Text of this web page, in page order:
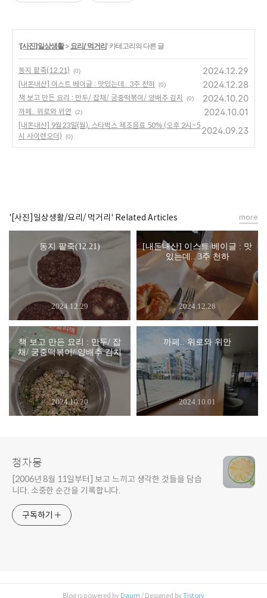
'[사진]일상생활> 요리/ 먹거리' 카테고리의 다른 글
동지 팥죽(12.21) (0) 2024.12.29
[내돈내산] 이스트 베이글 : 맛있는데.. 3주 천하 (0) 2024.12.28
책 보고 만든 요리 : 만두/ 잡채/ 궁중떡볶이/ 양배추 김치 (0) 2024.10.20
까페.. 위로와 위안 (2) 2024.10.01
[내돈내산] 9월23일(월), 스타벅스 제조음료 50% (오후 2시~5
시 사이렌오더)
(0)
2024.09.23
'[사진]일상생활/요리/ 먹거리' Related Articles
동지 팥죽(12.21)
2024.12.29
[내돈내산] 이스트 베이글 : 맛
있는데.. 3주 천하
2024.12.28
책 보고 만든 요리 : 만두/ 잡
채/ 궁중떡볶이/ 양배추 김치
2024.10.20
까페.. 위로와 위안
2024.10.01
more
청자몽
[2006년 8월 11일부터] 보고 느끼고 생각한 것들을 담습
니다. 소중한 순간을 기록합니다.
구독하기
Blog is powered by Daum / Designed byTistory